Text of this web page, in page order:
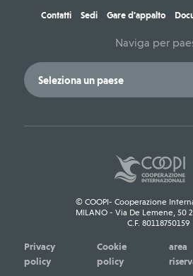
Contatti Sedi Gare d'appalto
Naviga per
© COOPI- Cooperazione
MILANO - Via De Lemene, 50
C.F. 80118750159
Privacy
policy
Cookie
policy
area